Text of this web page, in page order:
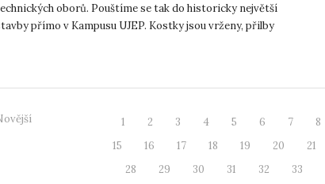
oborů. Pouštíme se tak do historicky největší
přímo v Kampusu UJEP. Kostky jsou vrženy, přilby
1 2 3 4 5 6 7 8
15
16 17 18 19 20 21
28
29 30 31 32 33